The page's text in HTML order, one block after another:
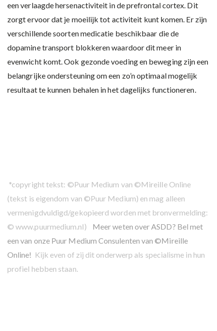
een verlaagde hersenactiviteit in de prefrontal cortex. Dit
zorgt ervoor dat je moeilijk tot activiteit kunt komen. Er zijn
verschillende soorten medicatie beschikbaar die de
dopamine transport blokkeren waardoor dit meer in
evenwicht komt. Ook gezonde voeding en beweging zijn een
belangrijke ondersteuning om een zo’n optimaal mogelijk
resultaat te kunnen behalen in het dagelijks functioneren.
*copyright tekst: ©Puur Medium van ©Mireille Online
(tekst is eigendom van ©Puur Medium) en mag alleen
vermenigdvuldigd/gekopieerd worden met bronvermelding:
© www.puurmedium.nl)
Meer weten over ASDD? Bel met
een van onze Puur Medium Consulenten van ©Mireille
Online! Kijk even of zij dit onderwerp als specialisme in hun
profiel hebben staan.